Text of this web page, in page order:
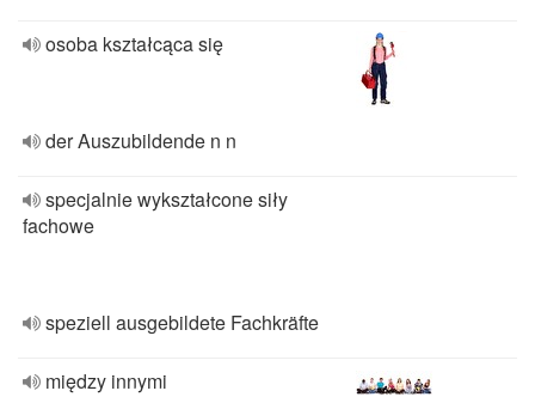
osoba kształcąca się
der Auszubildende n n
specjalnie wykształcone siły
fachowe
speziell ausgebildete Fachkräfte
między innymi